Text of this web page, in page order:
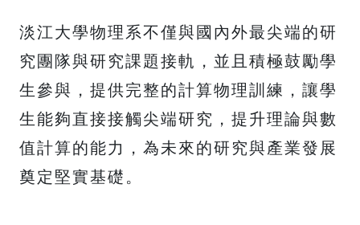
淡江大學物理系不僅與國內外最尖端的研
究團隊與研究課題接軌，並且積極鼓勵學
生參與，提供完整的計算物理訓練，讓學
生能夠直接接觸尖端研究，提升理論與數
值計算的能力，為未來的研究與產業發展
奠定堅實基礎。